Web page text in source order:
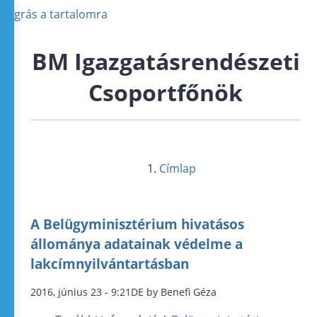
Ugrás a tartalomra
BM Igazgatásrendészeti
Csoportfőnök
Címlap
A Belügyminisztérium hivatásos
állománya adatainak védelme a
lakcímnyilvántartásban
2016, június 23 - 9:21DE by Benefi Géza